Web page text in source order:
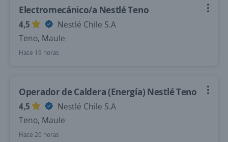
Electromecánico/a Nestlé Teno
4,5
Nestlé Chile S.A
Teno, Maule
Hace 19 horas
Operador de Caldera (Energía) Nestlé Teno
4,5
Nestlé Chile S.A
Teno, Maule
Hace 20 horas